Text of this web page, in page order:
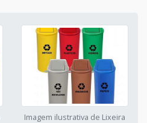
Imagem ilustrativa de Lixeira